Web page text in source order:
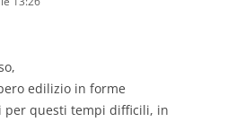
edilizio in forme
questi tempi difficili, in